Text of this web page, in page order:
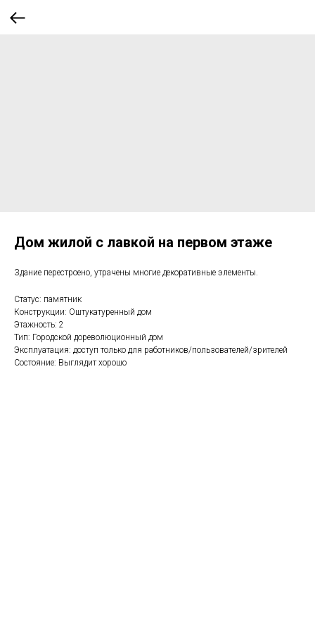
Дом жилой с лавкой на первом этаже
Здание перестроено, утрачены многие декоративные элементы.
Статус: памятник
Конструкции: Оштукатуренный дом
Этажность: 2
Тип: Городской дореволюционный дом
Эксплуатация: доступ только для работников/пользователей/зрителей
Состояние: Выглядит хорошо